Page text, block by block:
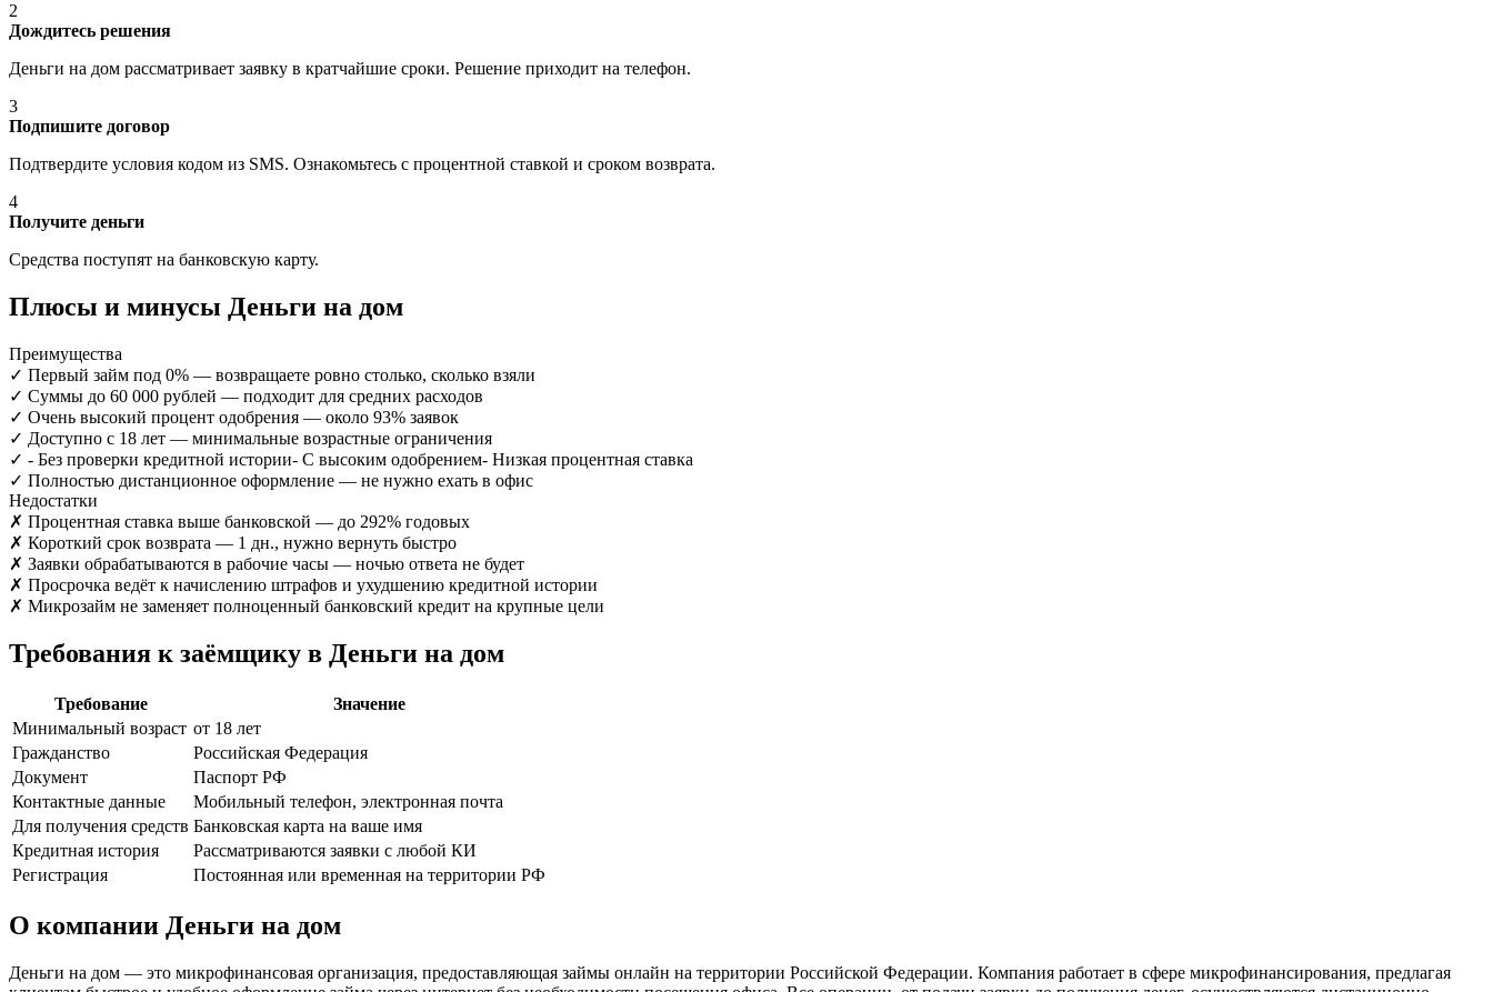
2
Дождитесь решения
Деньги на дом рассматривает заявку в кратчайшие сроки. Решение приходит на телефон.
3
Подпишите договор
Подтвердите условия кодом из SMS. Ознакомьтесь с процентной ставкой и сроком возврата.
4
Получите деньги
Средства поступят на банковскую карту.
Плюсы и минусы Деньги на дом
Преимущества
✓ Первый займ под 0% — возвращаете ровно столько, сколько взяли
✓ Суммы до 60 000 рублей — подходит для средних расходов
✓ Очень высокий процент одобрения — около 93% заявок
✓ Доступно с 18 лет — минимальные возрастные ограничения
✓ - Без проверки кредитной истории- С высоким одобрением- Низкая процентная ставка
✓ Полностью дистанционное оформление — не нужно ехать в офис
Недостатки
✗ Процентная ставка выше банковской — до 292% годовых
✗ Короткий срок возврата — 1 дн., нужно вернуть быстро
✗ Заявки обрабатываются в рабочие часы — ночью ответа не будет
✗ Просрочка ведёт к начислению штрафов и ухудшению кредитной истории
✗ Микрозайм не заменяет полноценный банковский кредит на крупные цели
Требования к заёмщику в Деньги на дом
Требование
Значение
Минимальный возраст от 18 лет
Гражданство
Российская Федерация
Документ
Паспорт РФ
Контактные данные
Мобильный телефон, электронная почта
Для получения средств Банковская карта на ваше имя
Кредитная история
Рассматриваются заявки с любой КИ
Регистрация
Постоянная или временная на территории РФ
О компании Деньги на дом
Деньги на дом — это микрофинансовая организация, предоставляющая займы онлайн на территории Российской Федерации. Компания работает в сфере микрофинансирования, предлагая